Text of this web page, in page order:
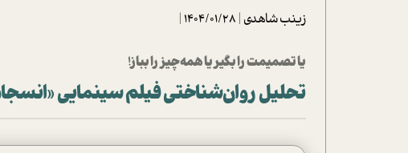
زینب شاهدی |
1404/01/28
|
یا تصمیمت را بگیر یا همه چیز را بباز!
تحلیل روان‌شناختی فیلم سینمایی